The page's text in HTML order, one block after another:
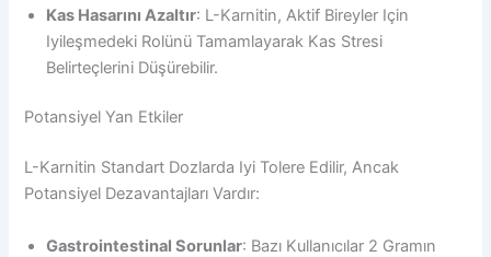
Kas Hasarını Azaltır: L-Karnitin, Aktif Bireyler Için
Iyileşmedeki Rolünü Tamamlayarak Kas Stresi
Belirteçlerini Düşürebilir.
Potansiyel Yan Etkiler
L-Karnitin Standart Dozlarda Iyi Tolere Edilir, Ancak
Potansiyel Dezavantajları Vardır:
Gastrointestinal Sorunlar: Bazı Kullanıcılar 2 Gramın